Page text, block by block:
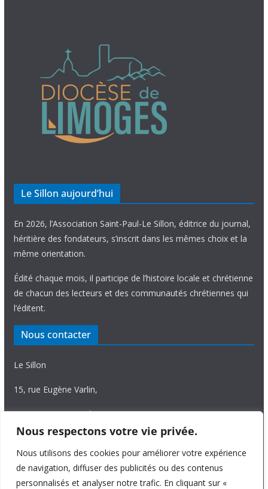
Nous respectons votre vie privée.
Nous utilisons des cookies pour améliorer votre expérience
de navigation, diffuser des publicités ou des contenus
personnalisés et analyser notre trafic. En cliquant sur «
Le Sillon aujourd’hui
En 2026, l’Association Saint-Paul-Le Sillon, éditrice du journal,
héritière des fondateurs, s’inscrit dans les mêmes choix et la
même orientation.
Édité chaque mois, il participe de l’histoire locale et chrétienne
de chacun des lecteurs et des communautés chrétiennes qui
l’éditent.
Nous contacter
Le Sillon
15, rue Eugène Varlin,
87036 Limoges Cedex.
Tél. 05 55 06 14 15
Nous écrire